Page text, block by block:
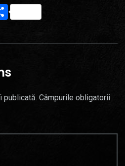
Partajează
publicată. Câmpurile obligatorii